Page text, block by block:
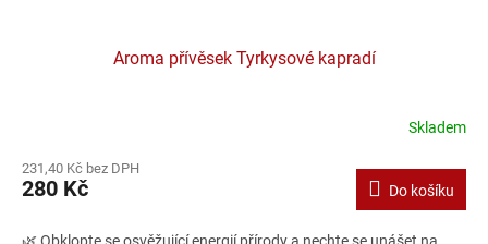
Aroma přívěsek Tyrkysové kapradí
Skladem
231,40 Kč bez DPH
280 Kč Do košíku